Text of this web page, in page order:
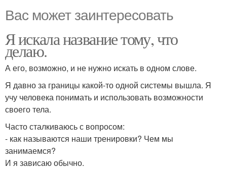
Вас может заинтересовать
Я искала название тому, что
делаю.
А его, возможно, и не нужно искать в одном слове.
Я давно за границы какой-то одной системы вышла. Я
учу человека понимать и использовать возможности
своего тела.
Часто сталкиваюсь с вопросом:
- как называются наши тренировки? Чем мы
занимаемся?
И я зависаю обычно.